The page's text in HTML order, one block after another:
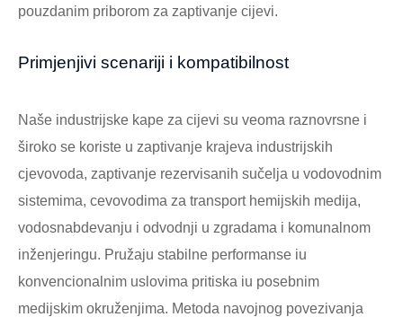
pouzdanim priborom za zaptivanje cijevi.
Primjenjivi scenariji i kompatibilnost
Naše industrijske kape za cijevi su veoma raznovrsne i
široko se koriste u zaptivanje krajeva industrijskih
cjevovoda, zaptivanje rezervisanih sučelja u vodovodnim
sistemima, cevovodima za transport hemijskih medija,
vodosnabdevanju i odvodnji u zgradama i komunalnom
inženjeringu. Pružaju stabilne performanse iu
konvencionalnim uslovima pritiska iu posebnim
medijskim okruženjima. Metoda navojnog povezivanja